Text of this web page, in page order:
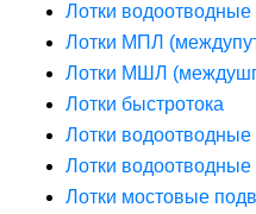
Лотки
Лотки МПЛ
Лотки МШЛ
Лотки быстротока
Лотки
Лотки
Лотки мостовые